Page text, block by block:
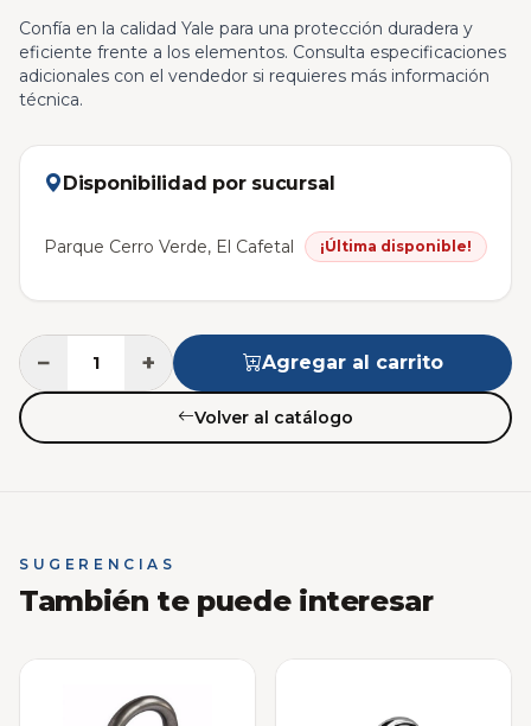
Confía en la calidad Yale para una protección duradera y
eficiente frente a los elementos. Consulta especificaciones
adicionales con el vendedor si requieres más información
técnica.
Disponibilidad por sucursal
Parque Cerro Verde, El Cafetal ¡Última disponible!
− + Agregar al carrito
Volver al catálogo
SUGERENCIAS
También te puede interesar